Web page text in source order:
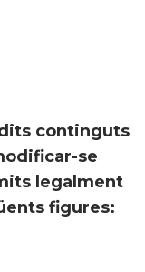
continguts
se
legalment
figures: